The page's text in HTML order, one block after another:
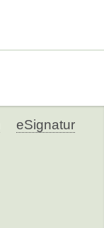
eSignatur